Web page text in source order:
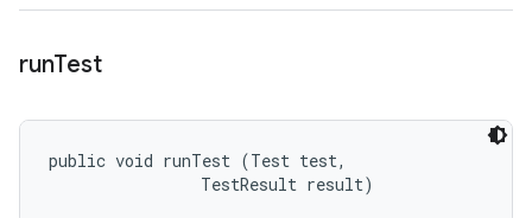
runTest
public void runTest (Test test,
                TestResult result)